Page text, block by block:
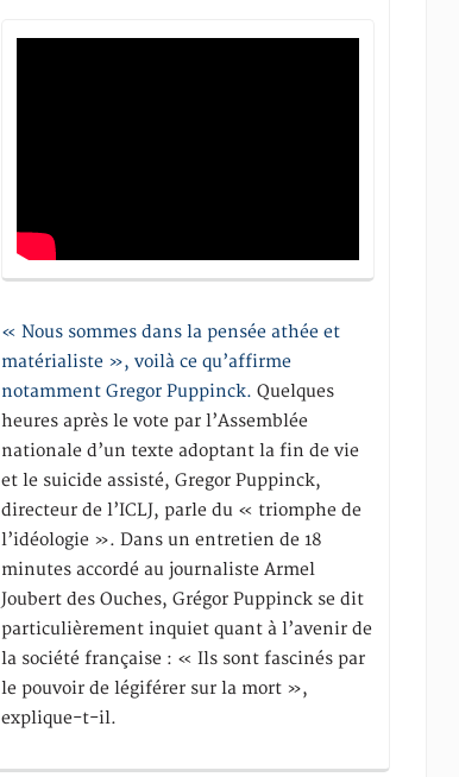
« Nous sommes dans la pensée athée et
matérialiste », voilà ce qu’affirme
notamment Gregor Puppinck. Quelques
heures après le vote par l’Assemblée
nationale d’un texte adoptant la fin de vie
et le suicide assisté, Gregor Puppinck,
directeur de l’ICLJ, parle du « triomphe de
l’idéologie ». Dans un entretien de 18
minutes accordé au journaliste Armel
Joubert des Ouches, Grégor Puppinck se dit
particulièrement inquiet quant à l’avenir de
la société française : « Ils sont fascinés par
le pouvoir de légiférer sur la mort »,
explique-t-il.